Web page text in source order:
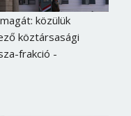
közülük
köztársasági
frakció -